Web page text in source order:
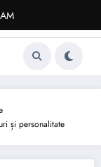
și personalitate